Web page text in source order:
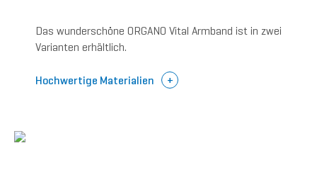
Das wunderschöne ORGANO Vital Armband ist in zwei
Varianten erhältlich.
Hochwertige Materialien